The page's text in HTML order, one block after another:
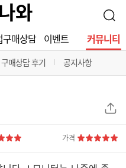
검
색
구매상담 이벤트 커뮤니티
구매상담 후기
공지사항
구분선
가격